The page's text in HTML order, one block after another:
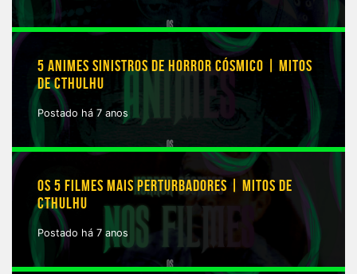
5 ANIMES SINISTROS DE HORROR CÓSMICO | MITOS
DE CTHULHU
Postado há 7 anos
OS 5 FILMES MAIS PERTURBADORES | MITOS DE
CTHULHU
Postado há 7 anos